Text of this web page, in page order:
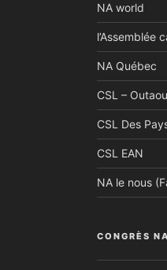
NA world
l’Assemblée
NA Québec
CSL –
CSL Des
CSL EAN
NA le nous
CONGRÈS